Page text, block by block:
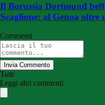
Il Borussia Dortmund
Scaglione: al Genoa oltre
Commenti
Invia Commento
Tutti
Leggi altri commenti